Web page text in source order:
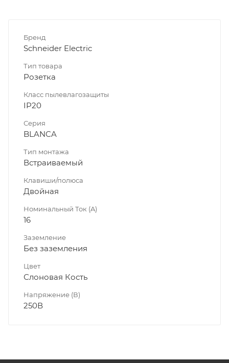
Бренд
Schneider Electric
Тип товара
Розетка
Класс пылевлагозащиты
IP20
Серия
BLANCA
Тип монтажа
Встраиваемый
Клавиши/полюса
Двойная
Номинальный Ток (A)
16
Заземление
Без заземления
Цвет
Слоновая Кость
Напряжение (В)
250В